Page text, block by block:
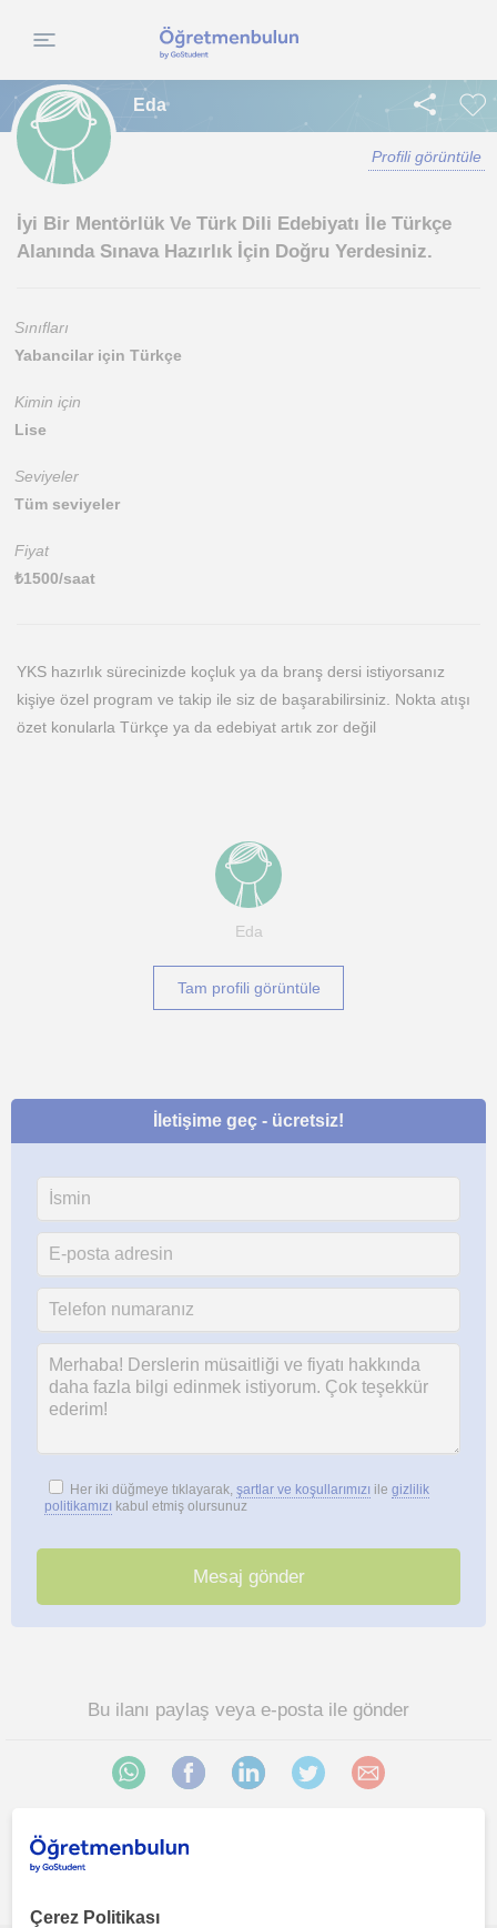
Eda
Profili görüntüle
İyi Bir Mentörlük Ve Türk Dili Edebiyatı İle Türkçe
Alanında Sınava Hazırlık İçin Doğru Yerdesiniz.
Sınıfları
Yabancilar için Türkçe
Kimin için
Lise
Seviyeler
Tüm seviyeler
Fiyat
₺1500/saat
YKS hazırlık sürecinizde koçluk ya da branş dersi istiyorsanız
kişiye özel program ve takip ile siz de başarabilirsiniz. Nokta atışı
özet konularla Türkçe ya da edebiyat artık zor değil
Eda
Tam profili görüntüle
İletişime geç - ücretsiz!
Her iki düğmeye tıklayarak, şartlar ve koşullarımızı ile gizlilik
politikamızı kabul etmiş olursunuz
Bu ilanı paylaş veya e-posta ile gönder
İlgini çekebilecek diğer online Yabancilar için Türkçe
Çerez Politikası